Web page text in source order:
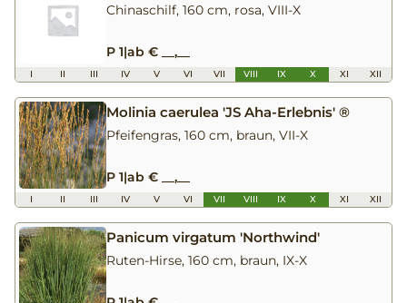
Chinaschilf, 160 cm, rosa, VIII-X
P 1|ab € __,__
I II III IV V VI VII VIII IX X XI XII
Molinia caerulea 'JS Aha-Erlebnis' ®
Pfeifengras, 160 cm, braun, VII-X
P 1|ab € __,__
I II III IV V VI VII VIII IX X XI XII
Panicum virgatum 'Northwind'
Ruten-Hirse, 160 cm, braun, IX-X